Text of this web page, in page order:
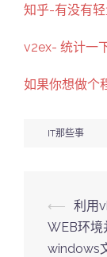
知乎-有没有
v2ex- 统计一
如果你想做个
IT那些事
Post
⟵ 利用
WEB环境
windows